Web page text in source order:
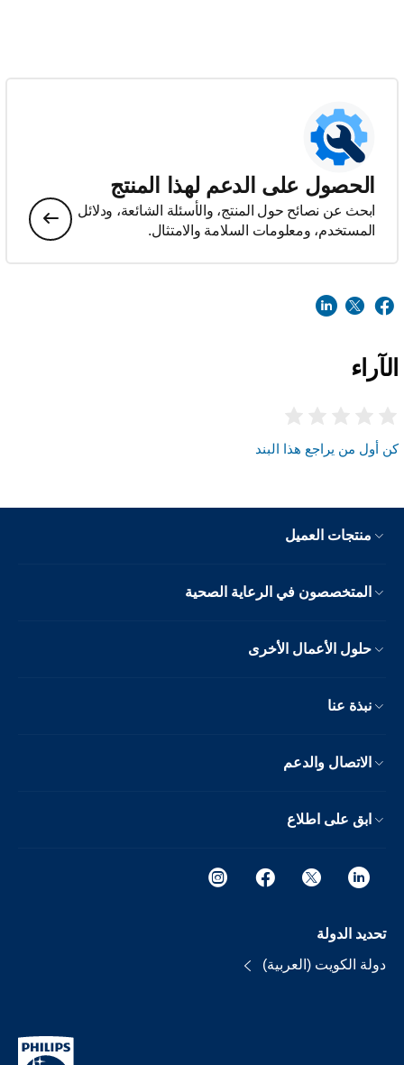
الحصول على الدعم لهذا المنتج
ابحث عن نصائح حول المنتج، والأسئلة الشائعة، ودلائل
المستخدم، ومعلومات السلامة والامتثال.
الآراء
كن أول من يراجع هذا البند
منتجات العميل
المتخصصون في الرعاية الصحية
حلول الأعمال الأخرى
نبذة عنا
الاتصال والدعم
ابق على اطلاع
تحديد الدولة
دولة الكويت (العربية)